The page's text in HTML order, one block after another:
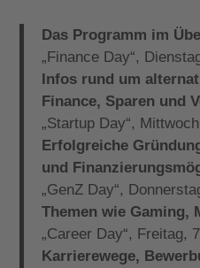
Das Programm im
„Finance Day“,
Infos rund um
Finance, Sparen und
„Startup Day“,
Erfolgreiche
und
„GenZ Day“,
Themen wie Gaming,
„Career Day“, Freitag,
Karrierewege,